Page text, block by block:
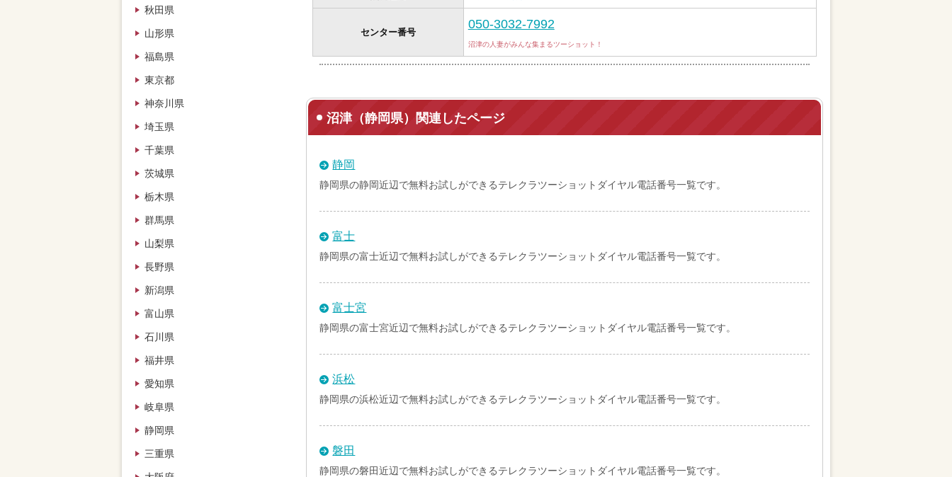
センター番号
050-3032-7992
沼津の人妻がみんな集まるツーショット！
沼津（静岡県）関連したページ
静岡
静岡県の静岡近辺で無料お試しができるテレクラツーショットダイヤル電話番号一覧です。
富士
静岡県の富士近辺で無料お試しができるテレクラツーショットダイヤル電話番号一覧です。
富士宮
静岡県の富士宮近辺で無料お試しができるテレクラツーショットダイヤル電話番号一覧です。
浜松
静岡県の浜松近辺で無料お試しができるテレクラツーショットダイヤル電話番号一覧です。
磐田
静岡県の磐田近辺で無料お試しができるテレクラツーショットダイヤル電話番号一覧です。
秋田県
山形県
福島県
東京都
神奈川県
埼玉県
千葉県
茨城県
栃木県
群馬県
山梨県
長野県
新潟県
富山県
石川県
福井県
愛知県
岐阜県
静岡県
三重県